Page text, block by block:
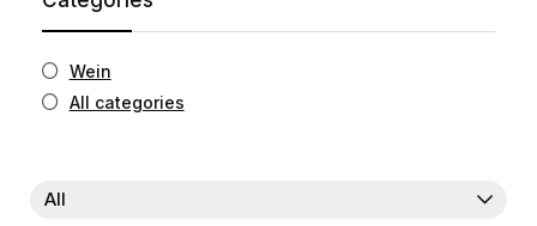
Wein
All categories
All